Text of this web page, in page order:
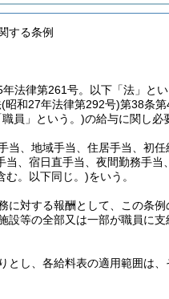
する条例
法律第261号。以下「法」と
(昭和27年法律第292号)第38条
員」という。)の給与に関し必
当、地域手当、住居手当、初
当、宿日直手当、夜間勤務手
む。以下同じ。)をいう。
に対する報酬として、この条例
設等の全部又は一部が職員に
とし、各給料表の適用範囲は